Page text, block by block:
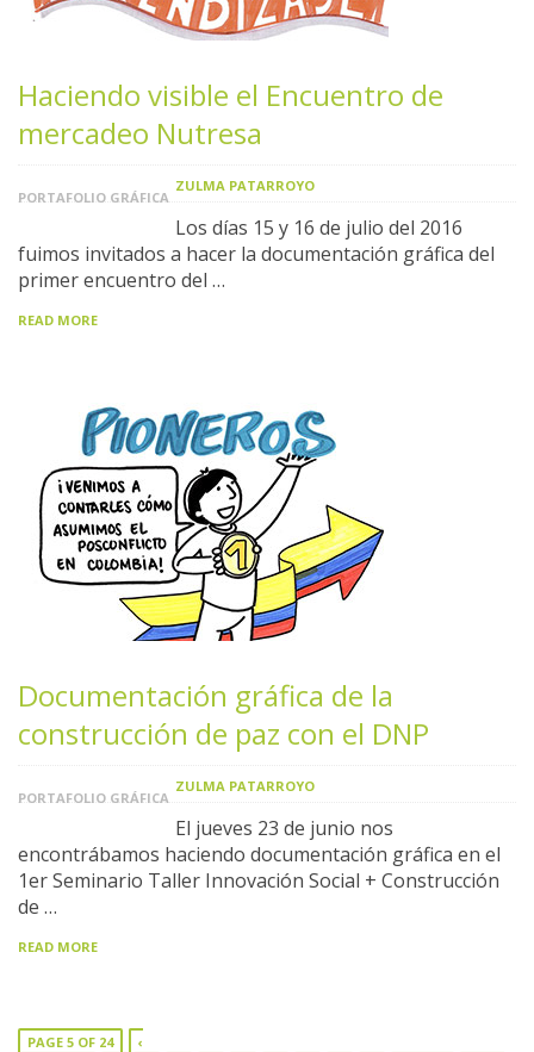
Haciendo visible el Encuentro de
mercadeo Nutresa
PORTAFOLIO GRÁFICA
ZULMA PATARROYO
Los días 15 y 16 de julio del 2016
fuimos invitados a hacer la documentación gráfica del
primer encuentro del …
READ MORE
Documentación gráfica de la
construcción de paz con el DNP
PORTAFOLIO GRÁFICA
ZULMA PATARROYO
El jueves 23 de junio nos
encontrábamos haciendo documentación gráfica en el
1er Seminario Taller Innovación Social + Construcción
de …
READ MORE
PAGE 5 OF 24
‹